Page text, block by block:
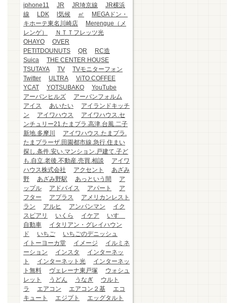
iphone11
JR JR埼京線
JR横浜
線
LDK l気候 ㎡
MEGAドン・
キホーテ東名川崎店
Merengue（メ
レンゲ）
ＮＴＴフレッツ光
OHAYO
OVER
PETITDOUNUTS
QR
RC造
Suica
THE CENTER HOUSE
TSUTAYA
TV
TVモニターフォン
Twitter
ULTRA
ViTO COFFEE
YCAT
YOTSUBAKO
YouTube
アーバンヒルズ
アーバンフォルム
アイス
あいたい
アイランドキッチ
ン
アイワハウス
アイワハウス.セ
ンチュリー21.たまプラ.高津.台風.二子
新地.多摩川
アイワハウス.たまプラ.
たまプラーザ.田園都市線.急行.住まい
探し.条件.安い.マンション.戸建て.子ど
も.自立.老後.不動産.売買.相談
アイワ
ハウス株式会社
アクセント
あざみ
野
あざみ野駅 あっという間
ア
ップル
アドバイス アパート
ア
フター
アプラス
アメリカンレスト
ラン
アルヒ アンパンマン
イク
スピアリ
いくら イケア
いすゞ
自動車
イタリアン・グレイハウン
ド
いちご
いちごのデニッシュ
イトーヨーカ堂
イメージ
イルミネ
ーション
インスタ
インターネッ
ト
インターネット光
インターネッ
ト無料
ヴェレーナ東戸塚
ウォシュ
レット
うどん うなぎ
ウルト
ラ
エアコン エアコン２基
エコ
キュート
エジプト
エッグタルト